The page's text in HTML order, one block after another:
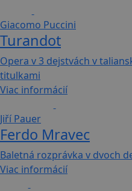
Giacomo Puccini
Turandot
Opera v 3 dejstvách v
titulkami
Viac informácií
Jiří Pauer
Ferdo Mravec
Baletná rozprávka v dvoch
Viac informácií